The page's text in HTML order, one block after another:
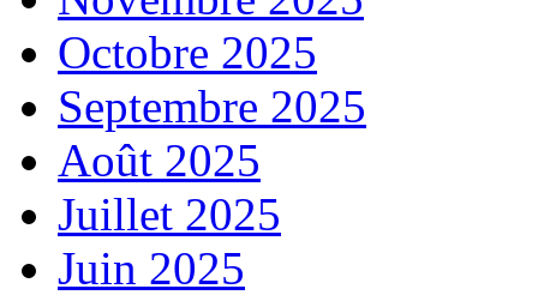
Octobre 2025
Septembre 2025
Août 2025
Juillet 2025
Juin 2025